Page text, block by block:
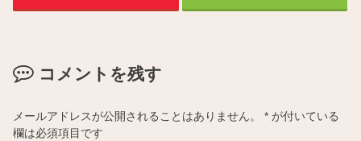
コメントを残す
メールアドレスが公開されることはありません。 * が付いている
欄は必須項目です